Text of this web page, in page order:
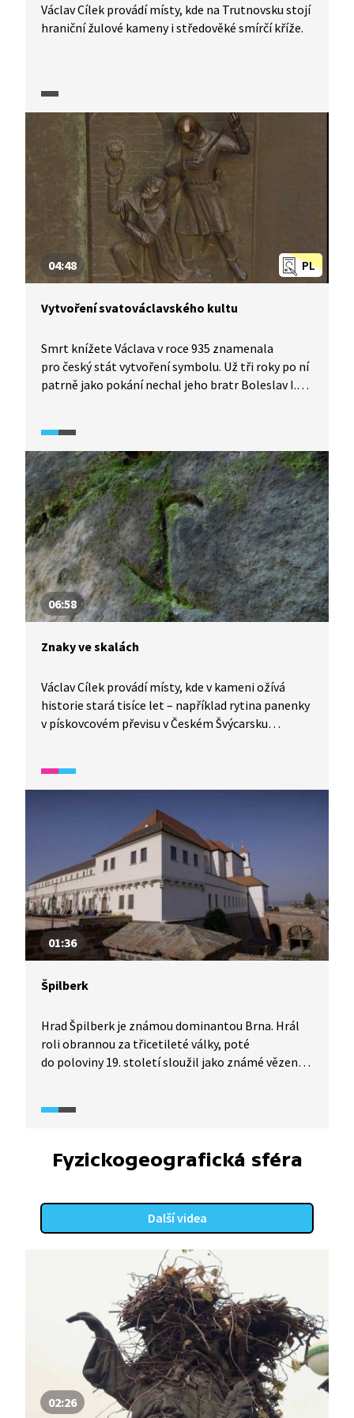
Václav Cílek provádí místy, kde na Trutnovsku stojí
hraniční žulové kameny i středověké smírčí kříže.
PL
04:48
Vytvoření svatováclavského kultu
Smrt knížete Václava v roce 935 znamenala
pro český stát vytvoření symbolu. Už tři roky po ní
patrně jako pokání nechal jeho bratr Boleslav I.
převozem spojené, pak usnadnily cestu ke zřízení
samostatného pražského biskupství.
06:58
Znaky ve skalách
Václav Cílek provádí místy, kde v kameni ožívá
historie stará tisíce let – například rytina panenky
v pískovcovém převisu v Českém Švýcarsku
01:36
Špilberk
Hrad Špilberk je známou dominantou Brna. Hrál
roli obrannou za třicetileté války, poté
do poloviny 19. století sloužil jako známé vězení
nacistická armáda a gestapo.
Fyzickogeografická sféra
Další videa
02:26